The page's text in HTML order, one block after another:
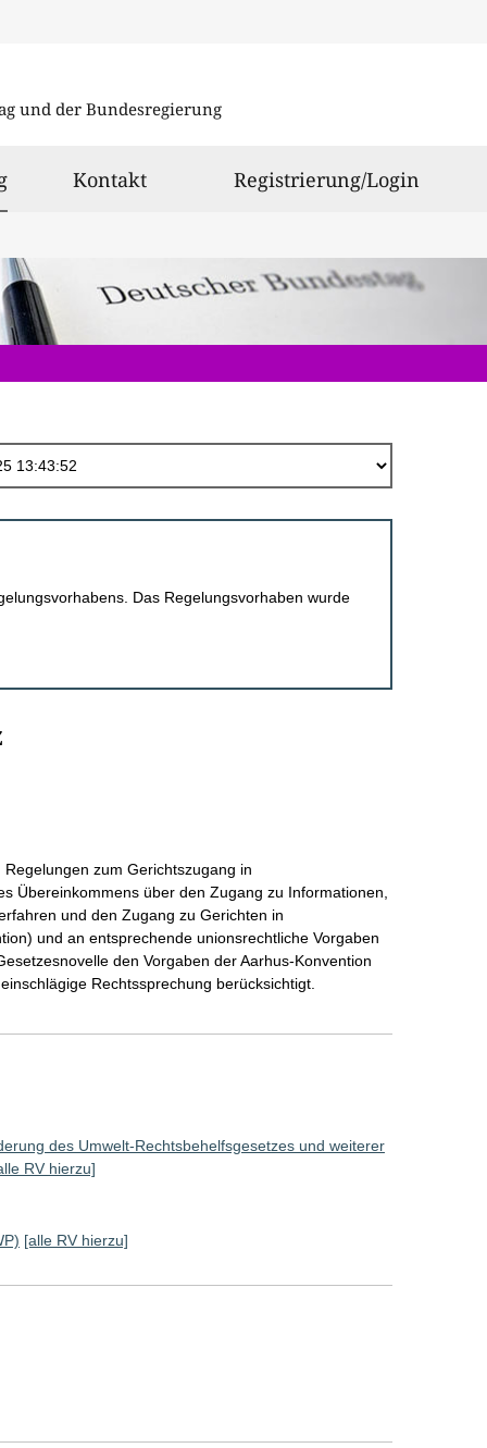
und der Bundesregierung
ausgewählt
Kontakt Registrierung/Login
Das Regelungsvorhaben wurde
zum Gerichtszugang in
Übereinkommens über den Zugang zu Informationen,
und den Zugang zu Gerichten in
und an entsprechende unionsrechtliche Vorgaben
den Vorgaben der Aarhus-Konvention
Rechtssprechung berücksichtigt.
des Umwelt-Rechtsbehelfsgesetzes und weiterer
RV hierzu]
[alle RV hierzu]